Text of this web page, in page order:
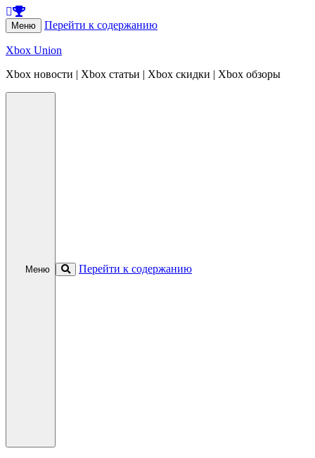
Меню Перейти к содержанию
Xbox Union
Xbox новости | Xbox статьи | Xbox скидки | Xbox обзоры
Меню Перейти к содержанию